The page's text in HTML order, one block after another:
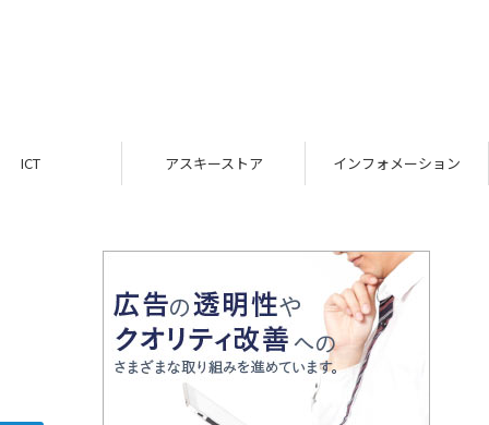
ICT アスキーストア インフォメーション